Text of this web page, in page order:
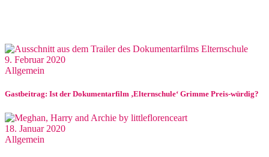
9. Februar 2020
Allgemein
Gastbeitrag: Ist der Dokumentarfilm ‚Elternschule‘ Grimme Preis-würdig?
18. Januar 2020
Allgemein